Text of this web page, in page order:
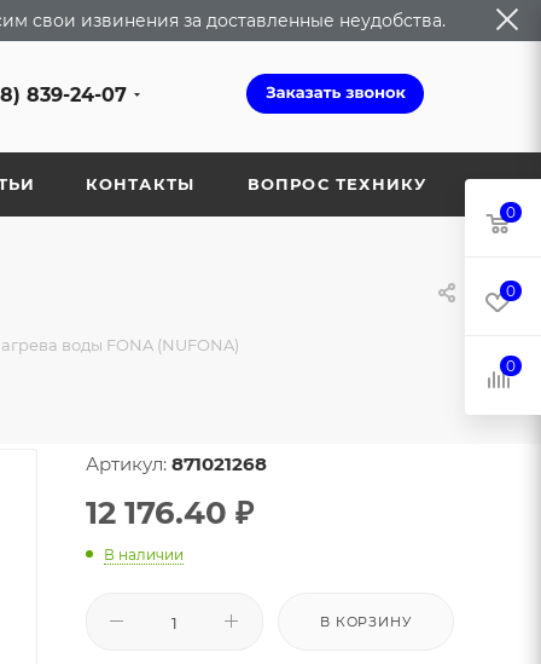
свои извинения за доставленные неудобства.
839-24-07
КОНТАКТЫ ВОПРОС ТЕХНИКУ
воды FONA (NUFONA)
Артикул: 871021268
12 176.40 ₽
В наличии
В КОРЗИНУ
0
0
0